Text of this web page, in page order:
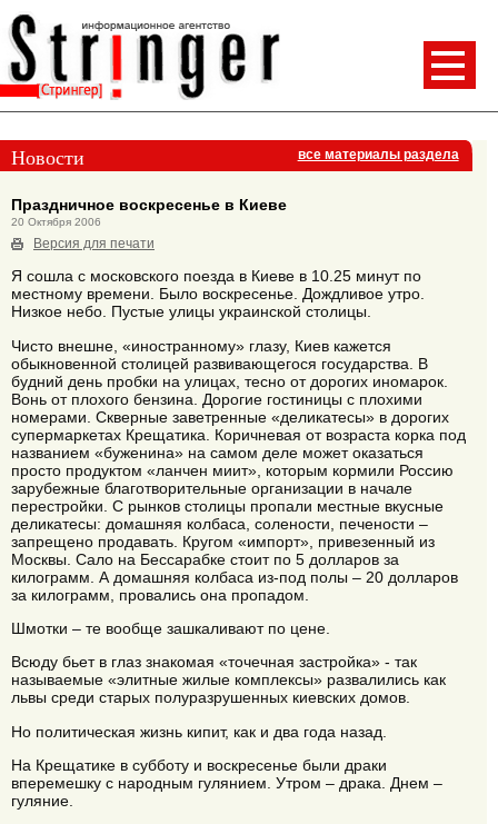
Новости все материалы раздела
Праздничное воскресенье в Киеве
20 Октября 2006
Версия для печати
Я сошла с московского поезда в Киеве в 10.25 минут по
местному времени. Было воскресенье. Дождливое утро.
Низкое небо. Пустые улицы украинской столицы.
Чисто внешне, «иностранному» глазу, Киев кажется
обыкновенной столицей развивающегося государства. В
будний день пробки на улицах, тесно от дорогих иномарок.
Вонь от плохого бензина. Дорогие гостиницы с плохими
номерами. Скверные заветренные «деликатесы» в дорогих
супермаркетах Крещатика. Коричневая от возраста корка под
названием «буженина» на самом деле может оказаться
просто продуктом «ланчен миит», которым кормили Россию
зарубежные благотворительные организации в начале
перестройки. С рынков столицы пропали местные вкусные
деликатесы: домашняя колбаса, солености, печености –
запрещено продавать. Кругом «импорт», привезенный из
Москвы. Сало на Бессарабке стоит по 5 долларов за
килограмм. А домашняя колбаса из-под полы – 20 долларов
за килограмм, провались она пропадом.
Шмотки – те вообще зашкаливают по цене.
Всюду бьет в глаз знакомая «точечная застройка» - так
называемые «элитные жилые комплексы» развалились как
львы среди старых полуразрушенных киевских домов.
Но политическая жизнь кипит, как и два года назад.
На Крещатике в субботу и воскресенье были драки
вперемешку с народным гулянием. Утром – драка. Днем –
гуляние.